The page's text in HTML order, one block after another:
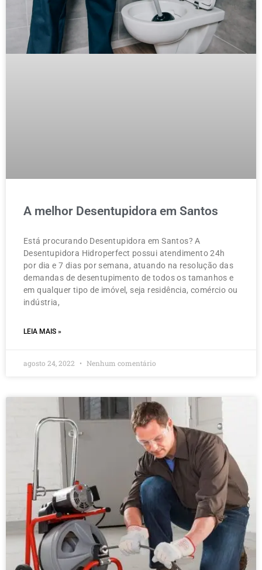
A melhor Desentupidora em Santos
Está procurando Desentupidora em Santos? A
Desentupidora Hidroperfect possui atendimento 24h
por dia e 7 dias por semana, atuando na resolução das
demandas de desentupimento de todos os tamanhos e
em qualquer tipo de imóvel, seja residência, comércio ou
indústria,
LEIA MAIS »
agosto 24, 2022 Nenhum comentário